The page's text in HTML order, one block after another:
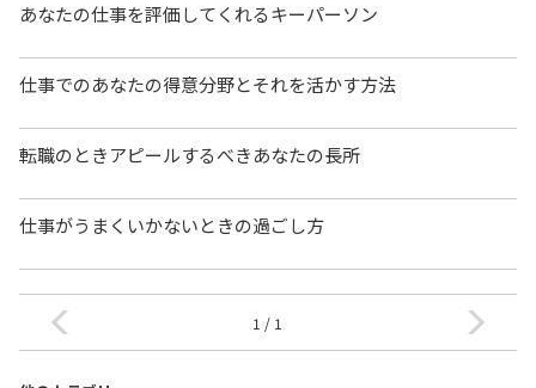
あなたの仕事を評価してくれるキーパーソン
仕事でのあなたの得意分野とそれを活かす方法
転職のときアピールするべきあなたの長所
仕事がうまくいかないときの過ごし方
1 / 1